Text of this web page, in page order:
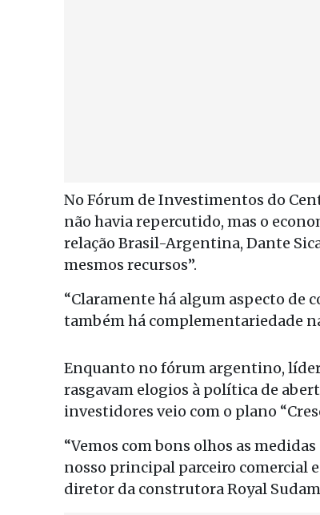
No Fórum de Investimentos do
não havia repercutido, mas o
relação Brasil-Argentina, Dante
mesmos recursos”.
“Claramente há algum aspecto de
também há complementariedade
Enquanto no fórum argentino,
rasgavam elogios à política de
investidores veio com o plano
“Vemos com bons olhos as
nosso principal parceiro comercial
diretor da construtora Royal